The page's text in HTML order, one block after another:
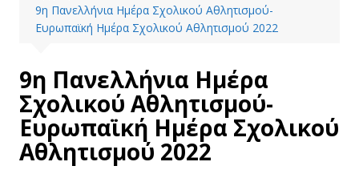
9η Πανελλήνια Ημέρα Σχολικού Αθλητισμού-
Ευρωπαϊκή Ημέρα Σχολικού Αθλητισμού 2022
9η Πανελλήνια Ημέρα
Σχολικού Αθλητισμού-
Ευρωπαϊκή Ημέρα Σχολικού
Αθλητισμού 2022